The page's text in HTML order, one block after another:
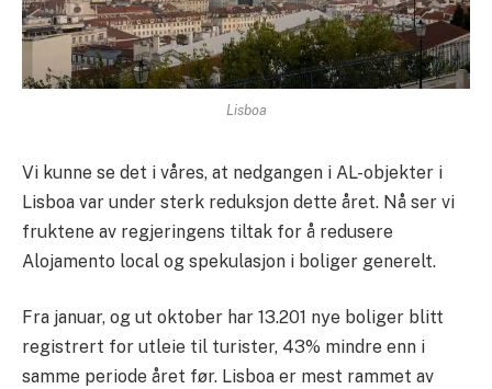
Lisboa
Vi kunne se det i våres, at nedgangen i AL-objekter i
Lisboa var under sterk reduksjon dette året. Nå ser vi
fruktene av regjeringens tiltak for å redusere
Alojamento local og spekulasjon i boliger generelt.
Fra januar, og ut oktober har 13.201 nye boliger blitt
registrert for utleie til turister, 43% mindre enn i
samme periode året før. Lisboa er mest rammet av